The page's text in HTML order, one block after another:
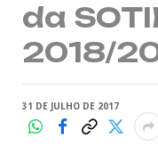
da
2018/
31 DE JULHO DE 2017